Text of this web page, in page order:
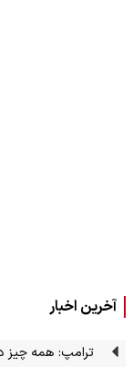
آخرین اخبار
ترامپ: همه چیز